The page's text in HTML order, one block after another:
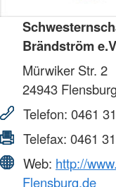
Brändström
Mürwiker Str. 2
24943 Flensburg
Telefon: 0461
Telefax: 0461
Web: http://
Flensburg.de